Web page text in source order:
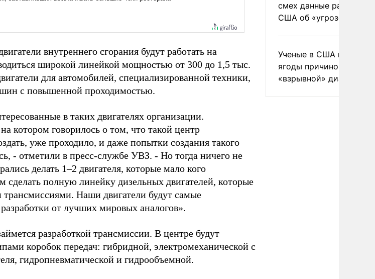
внутреннего сгорания будут работать на
широкой линейкой мощностью от 300 до 1,5 тыс.
для автомобилей, специализированной техники,
с повышенной проходимостью.
в таких двигателях организации.
котором говорилось о том, что такой центр
уже проходило, и даже попытки создания такого
- отметили в пресс-службе УВЗ. - Но тогда ничего не
делать 1–2 двигателя, которые мало кого
сделать полную линейку дизельных двигателей, которые
Наши двигатели будут самые
разработки от лучших мировых аналогов».
разработкой трансмиссии. В центре будут
коробок передач: гибридной, электромеханической с
гидропневматической и гидрообъемной.
смех данные разведки
США об «угрозе
Ученые в США назвали
ягоды причиной
«взрывной» диареи